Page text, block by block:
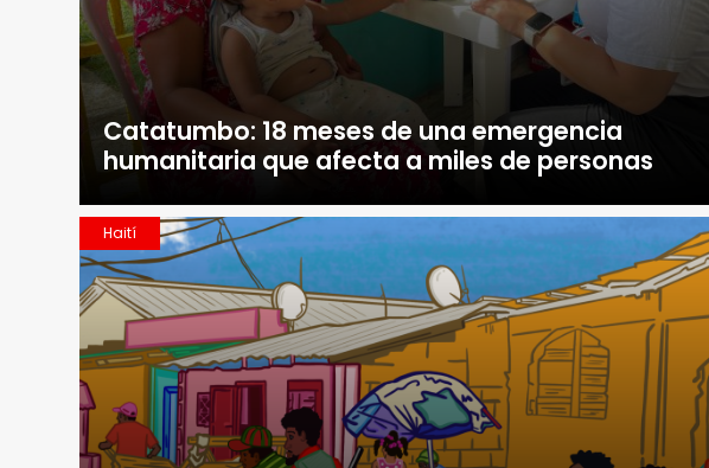
Catatumbo: 18 meses de una emergencia
humanitaria que afecta a miles de personas
Haití